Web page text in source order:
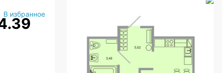
В избранное